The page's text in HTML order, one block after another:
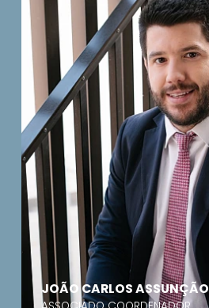
JOÃO CARLOS ASSUNÇÃO